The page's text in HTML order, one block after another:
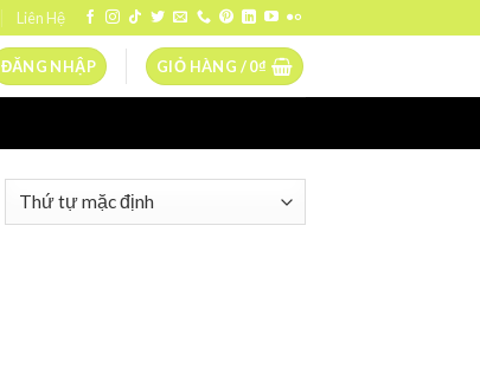
Liên Hệ
ĐĂNG NHẬP GIỎ HÀNG /0₫